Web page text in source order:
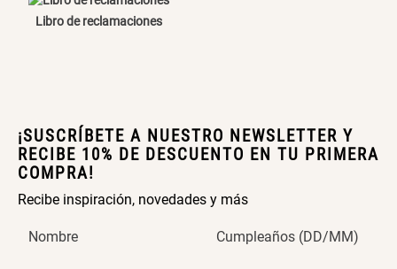
Libro de reclamaciones
¡SUSCRÍBETE A NUESTRO NEWSLETTER Y
RECIBE 10% DE DESCUENTO EN TU PRIMERA
COMPRA!
Recibe inspiración, novedades y más
Nombre Cumpleaños (DD/MM)
Papelero de Plástico Color 8 Lt